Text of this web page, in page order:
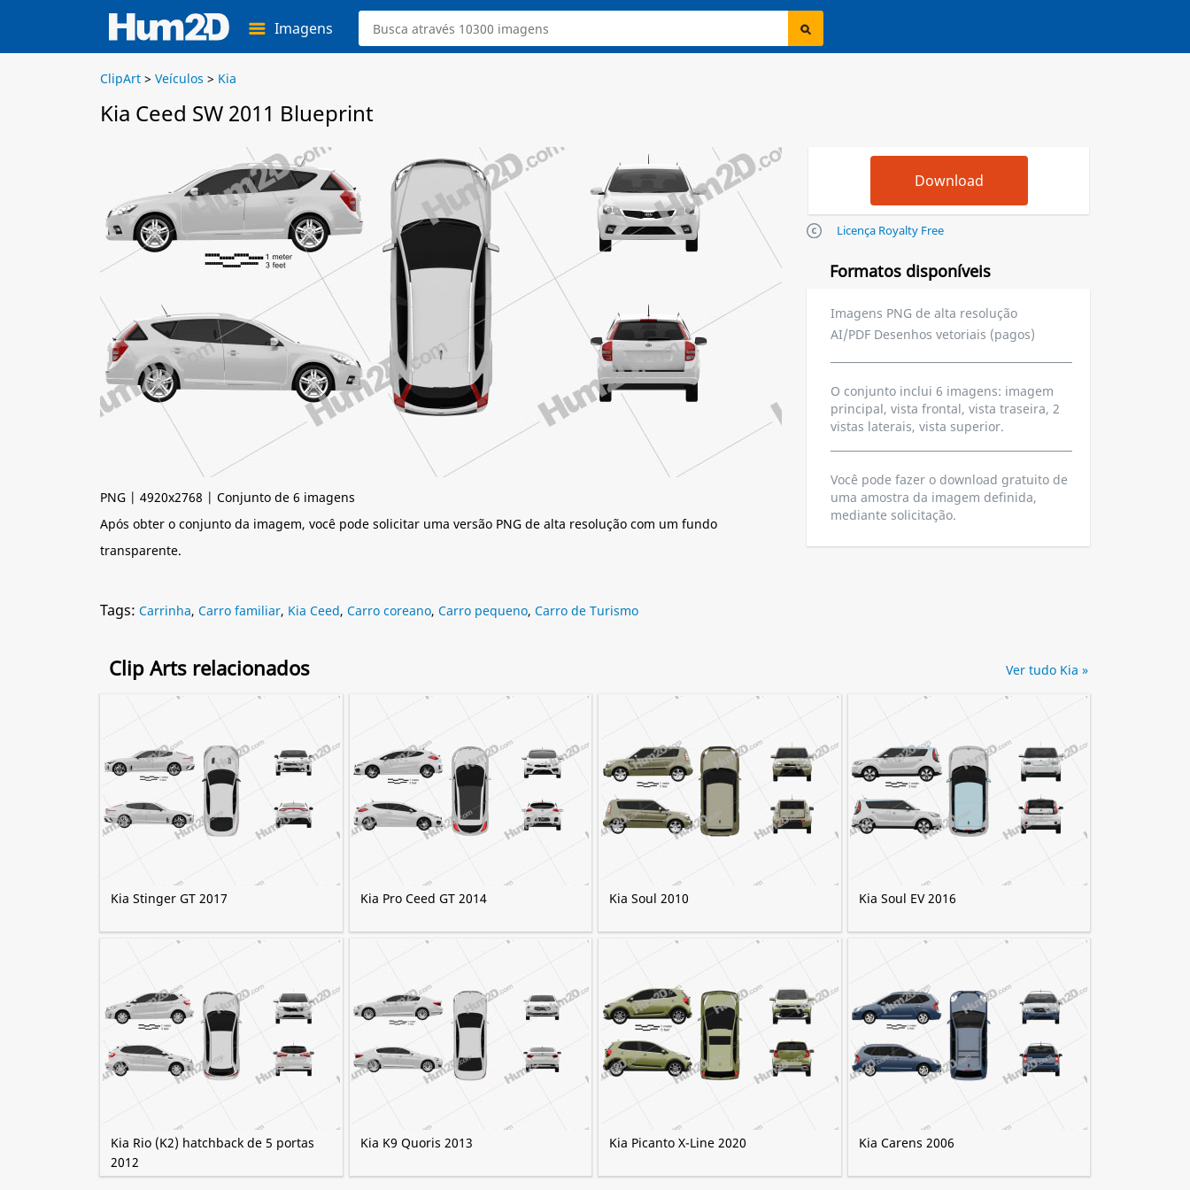
Imagens
ClipArt > Veículos > Kia
Kia Ceed SW 2011 Blueprint
PNG | 4920x2768 | Conjunto de 6 imagens
Após obter o conjunto da imagem, você pode solicitar uma versão PNG de alta resolução com um fundo
transparente.
Licença Royalty Free
Formatos disponíveis
Imagens PNG de alta resolução
AI/PDF Desenhos vetoriais (pagos)
O conjunto inclui 6 imagens: imagem
principal, vista frontal, vista traseira, 2
vistas laterais, vista superior.
Você pode fazer o download gratuito de
uma amostra da imagem definida,
mediante solicitação.
Tags: Carrinha, Carro familiar, Kia Ceed, Carro coreano, Carro pequeno, Carro de Turismo
Clip Arts relacionados
Kia Stinger GT 2017 Kia Pro Ceed GT 2014 Kia Soul 2010 Kia Soul EV 2016
Kia Rio (K2) hatchback de 5 portas
2012
Kia K9 Quoris 2013 Kia Picanto X-Line 2020 Kia Carens 2006
Ver tudo Kia »